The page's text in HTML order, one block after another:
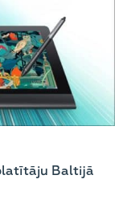
Baltijā